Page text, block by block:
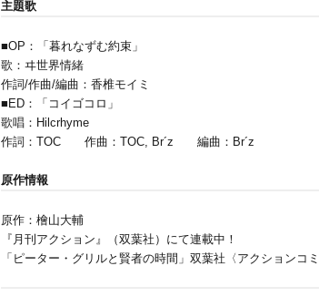
主題歌
■OP：「暮れなずむ約束」
歌：ヰ世界情緒
作詞/作曲/編曲：香椎モイミ
■ED：「コイゴコロ」
歌唱：Hilcrhyme
作詞：TOC 作曲：TOC, Br´z 編曲：Br´z
原作情報
原作：檜山大輔
『月刊アクション』（双葉社）にて連載中！
「ピーター・グリルと賢者の時間」双葉社〈アクションコ